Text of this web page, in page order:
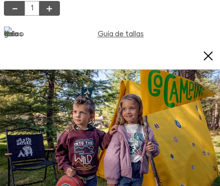
＋
－
Guía de tallas
AGREGAR AL CARRITO
Condiciones para cambios y devoluciones
Detalles del Producto +